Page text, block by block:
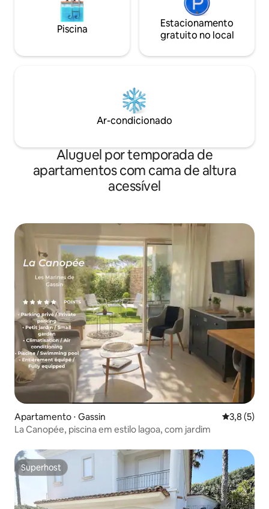
Piscina
Estacionamento
gratuito no local
Ar-condicionado
Aluguel por temporada de
apartamentos com cama de altura
acessível
Apartamento ⋅ Gassin 3,8 de
3,8 (5)
La Canopée, piscina em estilo lagoa, com jardim
Superhost
Superhost